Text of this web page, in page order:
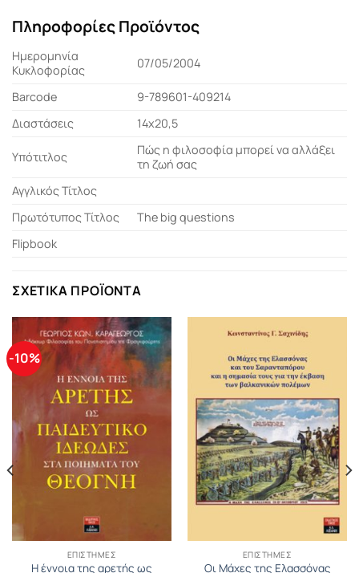
Πληροφορίες Προϊόντος
Ημερομηνία
Κυκλοφορίας
07/05/2004
Barcode
9-789601-409214
Διαστάσεις
14x20,5
Υπότιτλος
Πώς η φιλοσοφία μπορεί να αλλάξει
τη ζωή σας
Αγγλικός Τίτλος
Πρωτότυπος Τίτλος
The big questions
Flipbook
ΣΧΕΤΙΚΆ ΠΡΟΪΌΝΤΑ
-10%
ΕΠΙΣΤΉΜΕΣ
Η έννοια της αρετής ως
ΕΠΙΣΤΉΜΕΣ
Οι Μάχες της Ελασσόνας